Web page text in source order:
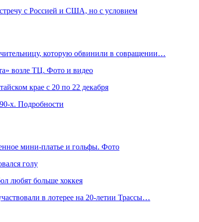
с Россией и США, но с условием
которую обвинили в совращении…
возле ТЦ. Фото и видео
крае с 20 по 22 декабря
х. Подробности
мини-платье и гольфы. Фото
голу
любят больше хоккея
в лотерее на 20-летии Трассы…